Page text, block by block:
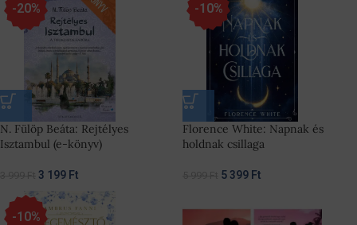
-20%
N. Fülöp Beáta: Rejtélyes
Isztambul (e-könyv)
3 199 Ft
-10%
Florence White: Napnak és
holdnak csillaga
5 399 Ft
-10%